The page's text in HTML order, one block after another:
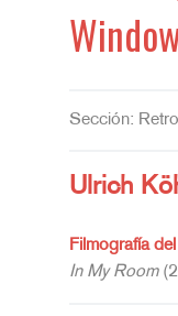
Sección:
Ulrich
Filmografía
In My Room